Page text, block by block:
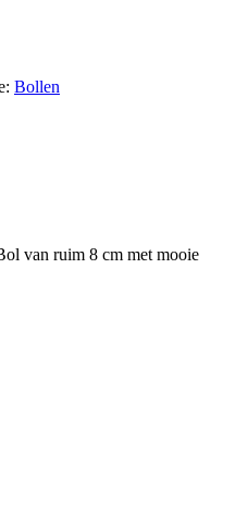
Bollen
van ruim 8 cm met mooie